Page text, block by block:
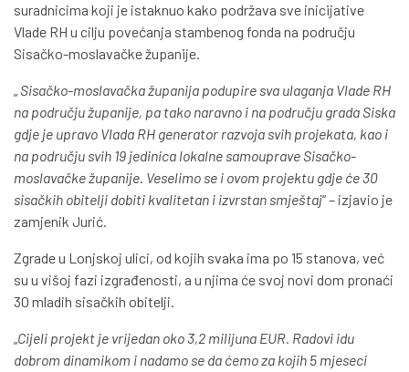
suradnicima koji je istaknuo kako podržava sve inicijative
Vlade RH u cilju povećanja stambenog fonda na području
Sisačko-moslavačke županije.
„Sisačko-moslavačka županija podupire sva ulaganja Vlade RH
na području županije, pa tako naravno i na području grada Siska
gdje je upravo Vlada RH generator razvoja svih projekata, kao i
na području svih 19 jedinica lokalne samouprave Sisačko-
moslavačke županije. Veselimo se i ovom projektu gdje će 30
sisačkih obitelji dobiti kvalitetan i izvrstan smještaj“ – izjavio je
zamjenik Jurić.
Zgrade u Lonjskoj ulici, od kojih svaka ima po 15 stanova, već
su u višoj fazi izgrađenosti, a u njima će svoj novi dom pronaći
30 mladih sisačkih obitelji.
„Cijeli projekt je vrijedan oko 3,2 milijuna EUR. Radovi idu
dobrom dinamikom i nadamo se da ćemo za kojih 5 mjeseci